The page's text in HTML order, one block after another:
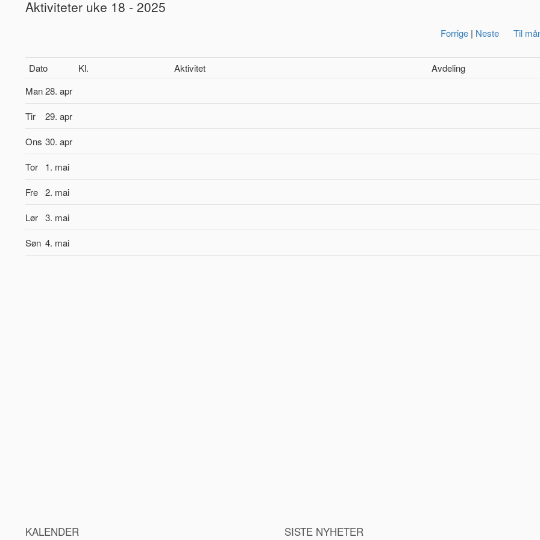
Aktiviteter uke 18 - 2025
Forrige| Neste Til
Dato Kl. Aktivitet
Avdeling
Man28. apr
Tir
29. apr
Ons 30. apr
Tor
1. mai
Fre 2. mai
Lør 3. mai
Søn 4. mai
KALENDER SISTE NYHETER